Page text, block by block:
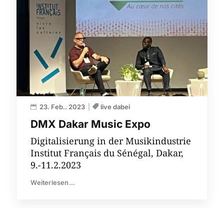
DMX Dakar Music Expo
23. Feb.. 2023 live dabei
Digitalisierung in der Musikindustrie
Institut Français du Sénégal, Dakar,
9.-11.2.2023
Weiterlesen...